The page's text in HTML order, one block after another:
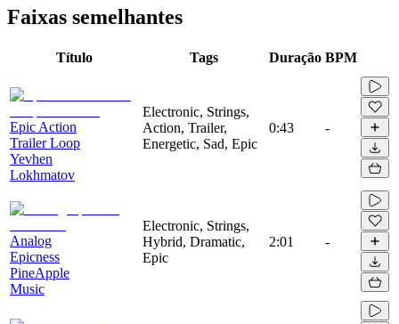
Faixas semelhantes
Título Tags Duração BPM
Epic Action
Trailer Loop
Yevhen
Lokhmatov
Electronic, Strings,
Action, Trailer,
Energetic, Sad, Epic
0:43 -
Analog
Epicness
PineApple
Music
Electronic, Strings,
Hybrid, Dramatic,
Epic
2:01 -